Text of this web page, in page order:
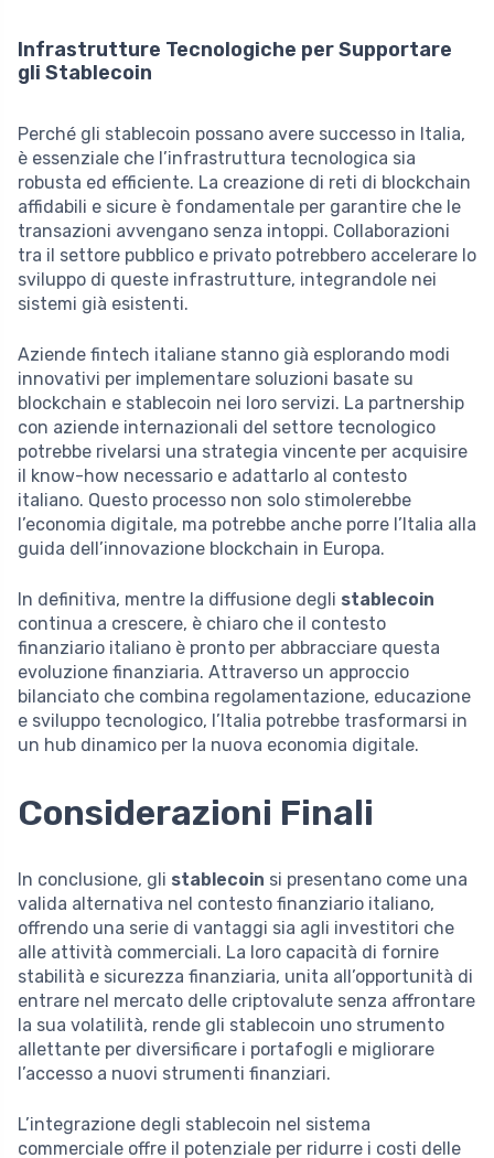
Infrastrutture Tecnologiche per Supportare
gli Stablecoin
Perché gli stablecoin possano avere successo in Italia,
è essenziale che l’infrastruttura tecnologica sia
robusta ed efficiente. La creazione di reti di blockchain
affidabili e sicure è fondamentale per garantire che le
transazioni avvengano senza intoppi. Collaborazioni
tra il settore pubblico e privato potrebbero accelerare lo
sviluppo di queste infrastrutture, integrandole nei
sistemi già esistenti.
Aziende fintech italiane stanno già esplorando modi
innovativi per implementare soluzioni basate su
blockchain e stablecoin nei loro servizi. La partnership
con aziende internazionali del settore tecnologico
potrebbe rivelarsi una strategia vincente per acquisire
il know-how necessario e adattarlo al contesto
italiano. Questo processo non solo stimolerebbe
l’economia digitale, ma potrebbe anche porre l’Italia alla
guida dell’innovazione blockchain in Europa.
In definitiva, mentre la diffusione degli stablecoin
continua a crescere, è chiaro che il contesto
finanziario italiano è pronto per abbracciare questa
evoluzione finanziaria. Attraverso un approccio
bilanciato che combina regolamentazione, educazione
e sviluppo tecnologico, l’Italia potrebbe trasformarsi in
un hub dinamico per la nuova economia digitale.
Considerazioni Finali
In conclusione, gli stablecoin si presentano come una
valida alternativa nel contesto finanziario italiano,
offrendo una serie di vantaggi sia agli investitori che
alle attività commerciali. La loro capacità di fornire
stabilità e sicurezza finanziaria, unita all’opportunità di
entrare nel mercato delle criptovalute senza affrontare
la sua volatilità, rende gli stablecoin uno strumento
allettante per diversificare i portafogli e migliorare
l’accesso a nuovi strumenti finanziari.
L’integrazione degli stablecoin nel sistema
commerciale offre il potenziale per ridurre i costi delle